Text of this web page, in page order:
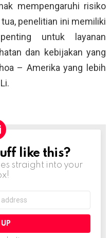
mempengaruhi risiko
penelitian ini memiliki
untuk layanan
dan kebijakan yang
– Amerika yang lebih
like this?
straight into your